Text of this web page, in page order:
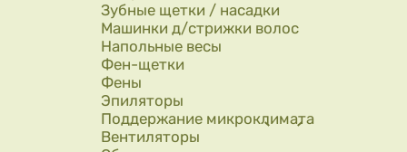
Зубные щетки / насадки
Машинки д/стрижки волос
Напольные весы
Фен-щетки
Фены
Эпиляторы
Поддержание микроклимата
Вентиляторы